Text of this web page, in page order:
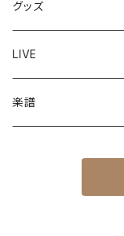
シングルCD
ミニアルバムCD
グッズ
ポストカード
衣類
LIVE
楽譜